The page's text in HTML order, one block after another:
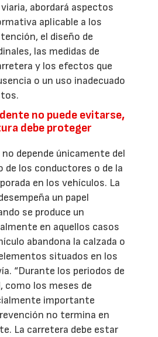
abordará aspectos
aplicable a los
el diseño de
las medidas de
y los efectos que
o un uso inadecuado
no puede evitarse,
debe proteger
no depende únicamente del
los conductores o de la
en los vehículos. La
un papel
se produce un
en aquellos casos
abandona la calzada o
situados en los
“Durante los periodos de
como los meses de
importante
no termina en
La carretera debe estar